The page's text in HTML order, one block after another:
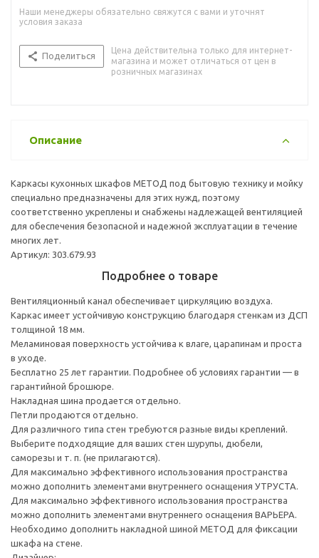
Наши менеджеры обязательно свяжутся с вами и уточнят
условия заказа
Поделиться
Цена действительна только для интернет-
магазина и может отличаться от цен в
розничных магазинах
Описание
Каркасы кухонных шкафов МЕТОД под бытовую технику и мойку
специально предназначены для этих нужд, поэтому
соответственно укреплены и снабжены надлежащей вентиляцией
для обеспечения безопасной и надежной эксплуатации в течение
многих лет.
Артикул: 303.679.93
Подробнее о товаре
Вентиляционный канал обеспечивает циркуляцию воздуха.
Каркас имеет устойчивую конструкцию благодаря стенкам из ДСП
толщиной 18 мм.
Меламиновая поверхность устойчива к влаге, царапинам и проста
в уходе.
Бесплатно 25 лет гарантии. Подробнее об условиях гарантии — в
гарантийной брошюре.
Накладная шина продается отдельно.
Петли продаются отдельно.
Для различного типа стен требуются разные виды креплений.
Выберите подходящие для ваших стен шурупы, дюбели,
саморезы и т. п. (не прилагаются).
Для максимально эффективного использования пространства
можно дополнить элементами внутреннего оснащения УТРУСТА.
Для максимально эффективного использования пространства
можно дополнить элементами внутреннего оснащения ВАРЬЕРА.
Необходимо дополнить накладной шиной МЕТОД для фиксации
шкафа на стене.